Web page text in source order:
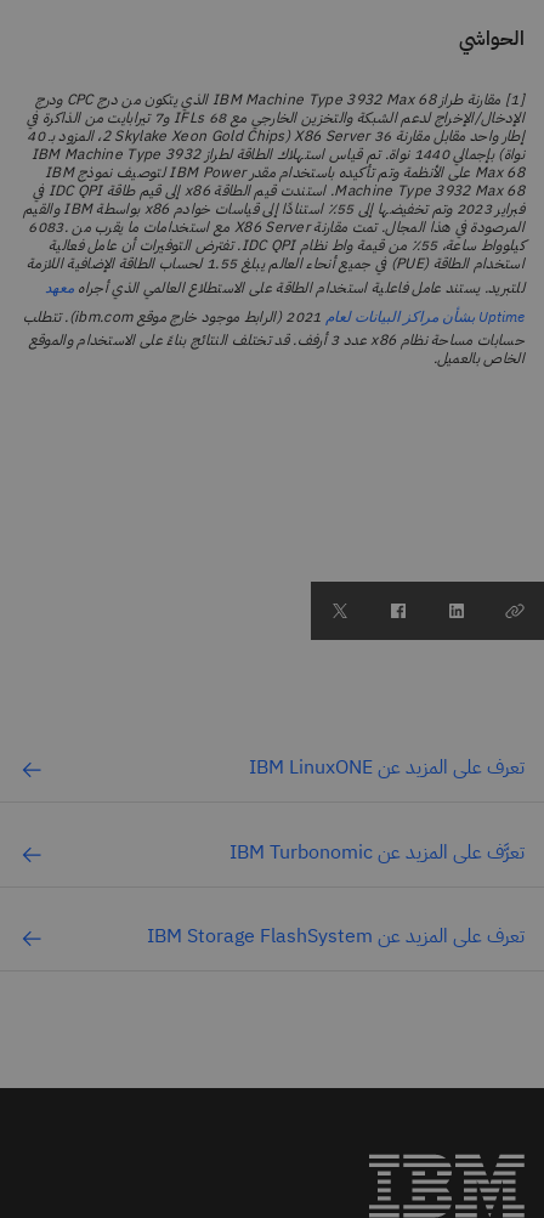
الحواشي
[1] مقارنة طراز IBM Machine Type 3932 Max 68 الذي يتكون من درج CPC ودرج
الإدخال/الإخراج لدعم الشبكة والتخزين الخارجي مع 68 IFLs و7 تيرابايت من الذاكرة في
إطار واحد مقابل مقارنة 36 X86 Server (2 Skylake Xeon Gold Chips، المزود بـ 40
نواة) بإجمالي 1440 نواة. تم قياس استهلاك الطاقة لطراز IBM Machine Type 3932
Max 68 على الأنظمة وتم تأكيده باستخدام مقدر IBM Power لتوصيف نموذج IBM
Machine Type 3932 Max 68. استندت قيم الطاقة x86 إلى قيم طاقة IDC QPI في
فبراير 2023 وتم تخفيضها إلى 55٪ استنادًا إلى قياسات خوادم x86 بواسطة IBM والقيم
المرصودة في هذا المجال. تمت مقارنة X86 Server مع استخدامات ما يقرب من .6083
كيلوواط ساعة، 55٪ من قيمة واط نظام IDC QPI. تفترض التوفيرات أن عامل فعالية
استخدام الطاقة (PUE) في جميع أنحاء العالم يبلغ 1.55 لحساب الطاقة الإضافية اللازمة
للتبريد. يستند عامل فاعلية استخدام الطاقة على الاستطلاع العالمي الذي أجراهمعهد
Uptime بشأن مراكز البيانات لعام
2021 (الرابط موجود خارج موقع ibm.com). تتطلب
حسابات مساحة نظام x86 عدد 3 أرفف. قد تختلف النتائج بناءً على الاستخدام والموقع
الخاص بالعميل.
تعرف على المزيد عن IBM LinuxONE
تعرَّف على المزيد عن IBM Turbonomic
تعرف على المزيد عن IBM Storage FlashSystem